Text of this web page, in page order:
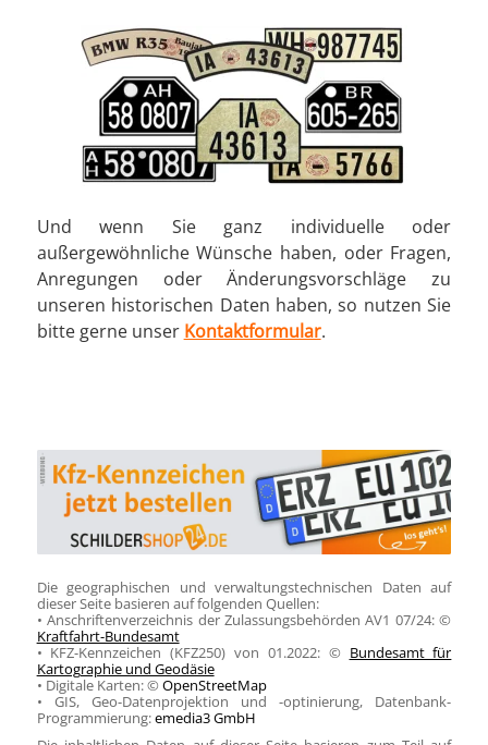
Und wenn Sie ganz individuelle oder
außergewöhnliche Wünsche haben, oder Fragen,
Anregungen oder Änderungsvorschläge zu
unseren historischen Daten haben, so nutzen Sie
bitte gerne unser Kontaktformular.
Die geographischen und verwaltungstechnischen Daten auf
dieser Seite basieren auf folgenden Quellen:
• Anschriftenverzeichnis der Zulassungsbehörden AV1 07/24: ©
Kraftfahrt-Bundesamt
• KFZ-Kennzeichen (KFZ250) von 01.2022: © Bundesamt für
Kartographie und Geodäsie
• Digitale Karten: ©OpenStreetMap
• GIS, Geo-Datenprojektion und -optinierung, Datenbank-
Programmierung:emedia3 GmbH